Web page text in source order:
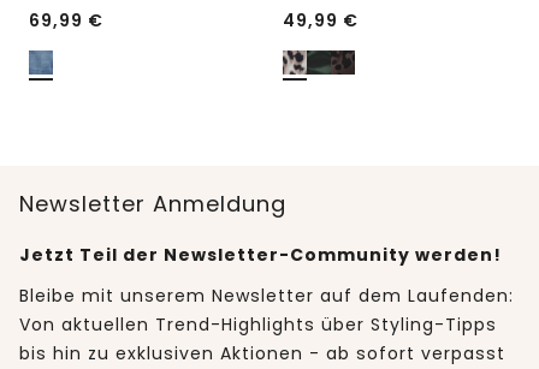
69,99 € 49,99 €
Newsletter Anmeldung
Jetzt Teil der Newsletter-Community werden!
Bleibe mit unserem Newsletter auf dem Laufenden:
Von aktuellen Trend-Highlights über Styling-Tipps
bis hin zu exklusiven Aktionen - ab sofort verpasst